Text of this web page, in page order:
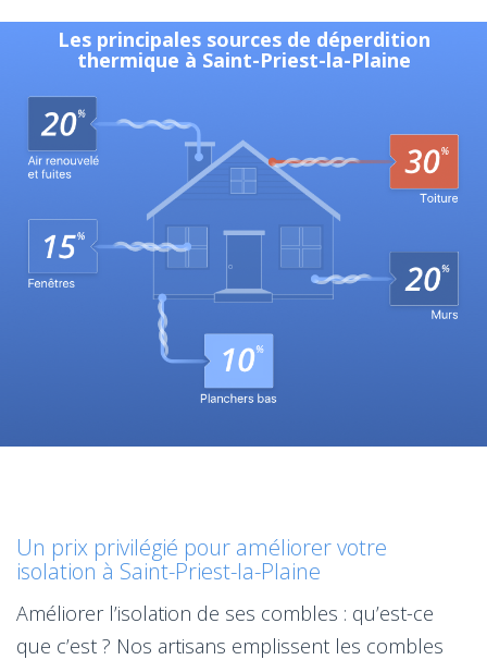
Les principales sources de déperdition
thermique à Saint-Priest-la-Plaine
Un prix privilégié pour améliorer votre
isolation à Saint-Priest-la-Plaine
Améliorer l’isolation de ses combles : qu’est-ce
que c’est ? Nos artisans emplissent les combles